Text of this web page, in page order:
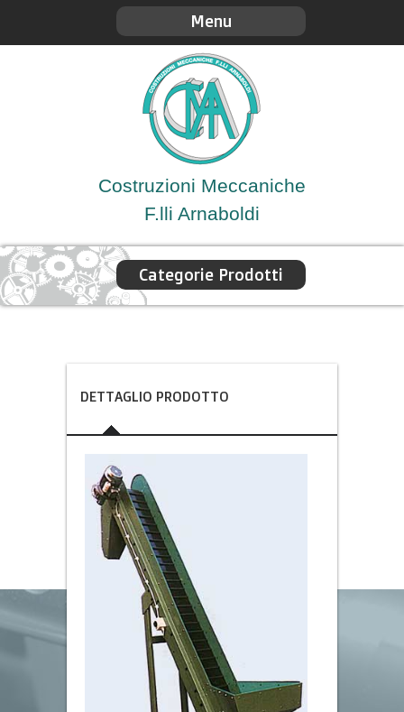
Menu
Costruzioni Meccaniche
F.lli Arnaboldi
Categorie Prodotti
DETTAGLIO PRODOTTO